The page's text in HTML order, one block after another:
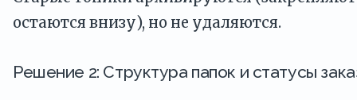
остаются внизу), но не удаляются.
Решение 2: Структура папок и статусы